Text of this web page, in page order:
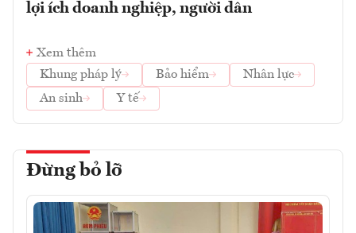
lợi ích doanh nghiệp, người dân
Xem thêm
Khung pháp lý
Bảo hiểm
Nhân lực
An sinh
Y tế
Đừng bỏ lỡ